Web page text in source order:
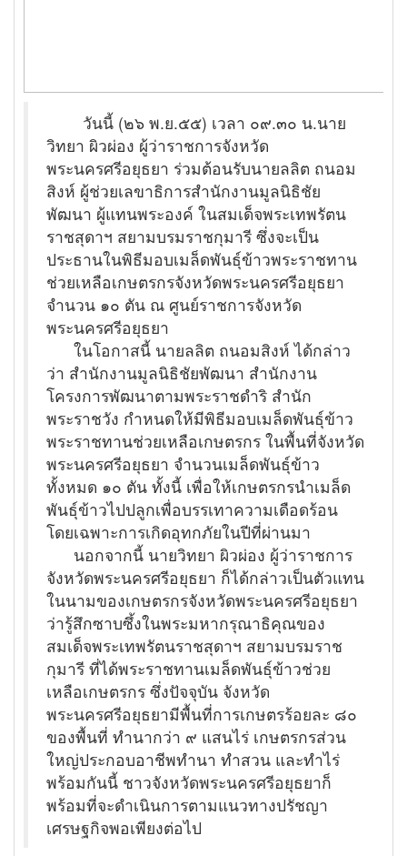
วันนี้ (๒๖ พ.ย.๕๕) เวลา ๐๙.๓๐ น.นาย
วิทยา ผิวผ่อง ผู้ว่าราชการจังหวัด
พระนครศรีอยุธยา ร่วมต้อนรับนายลลิต ถนอม
สิงห์ ผู้ช่วยเลขาธิการสำนักงานมูลนิธิชัย
พัฒนา ผู้แทนพระองค์ ในสมเด็จพระเทพรัตน
ราชสุดาฯ สยามบรมราชกุมารี ซึ่งจะเป็น
ประธานในพิธีมอบเมล็ดพันธุ์ข้าวพระราชทาน
ช่วยเหลือเกษตรกรจังหวัดพระนครศรีอยุธยา
จำนวน ๑๐ ตัน ณ ศูนย์ราชการจังหวัด
พระนครศรีอยุธยา
ในโอกาสนี้ นายลลิต ถนอมสิงห์ ได้กล่าว
ว่า สำนักงานมูลนิธิชัยพัฒนา สำนักงาน
โครงการพัฒนาตามพระราชดำริ สำนัก
พระราชวัง กำหนดให้มีพิธีมอบเมล็ดพันธุ์ข้าว
พระราชทานช่วยเหลือเกษตรกร ในพื้นที่จังหวัด
พระนครศรีอยุธยา จำนวนเมล็ดพันธุ์ข้าว
ทั้งหมด ๑๐ ตัน ทั้งนี้ เพื่อให้เกษตรกรนำเมล็ด
พันธุ์ข้าวไปปลูกเพื่อบรรเทาความเดือดร้อน
โดยเฉพาะการเกิดอุทกภัยในปีที่ผ่านมา
นอกจากนี้ นายวิทยา ผิวผ่อง ผู้ว่าราชการ
จังหวัดพระนครศรีอยุธยา ก็ได้กล่าวเป็นตัวแทน
ในนามของเกษตรกรจังหวัดพระนครศรีอยุธยา
ว่ารู้สึกซาบซึ้งในพระมหากรุณาธิคุณของ
สมเด็จพระเทพรัตนราชสุดาฯ สยามบรมราช
กุมารี ที่ได้พระราชทานเมล็ดพันธุ์ข้าวช่วย
เหลือเกษตรกร ซึ่งปัจจุบัน จังหวัด
พระนครศรีอยุธยามีพื้นที่การเกษตรร้อยละ ๘๐
ของพื้นที่ ทำนากว่า ๙ แสนไร่ เกษตรกรส่วน
ใหญ่ประกอบอาชีพทำนา ทำสวน และทำไร่
พร้อมกันนี้ ชาวจังหวัดพระนครศรีอยุธยาก็
พร้อมที่จะดำเนินการตามแนวทางปรัชญา
เศรษฐกิจพอเพียงต่อไป